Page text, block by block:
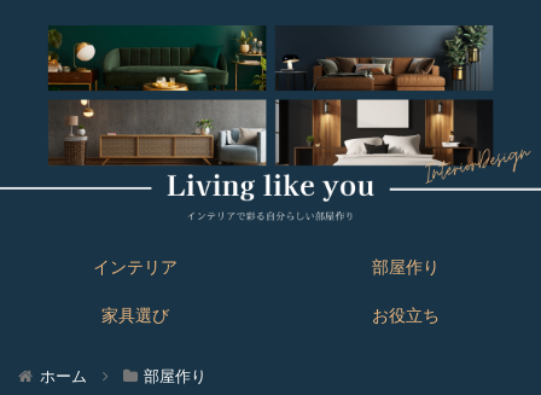
インテリア 部屋作り
家具選び お役立ち
ホーム 部屋作り